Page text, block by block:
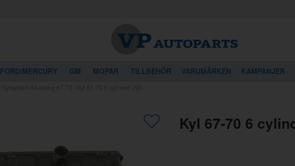
FORD/MERCURY GM MOPAR TILLBEHÖR VARUMÄRKEN KAMPANJER
Kanske någon av dessa produkter kan intressera
Kyl 67-70 6